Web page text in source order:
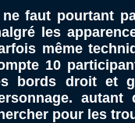
faut pourtant
les
même
10
bords droit et
pour les